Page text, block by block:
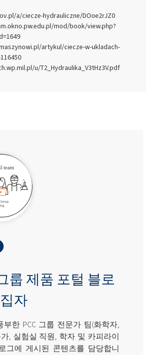
a/ciecze-hydrauliczne/DOoe2rJZ0
mod/book/view.php?
artykul/ciecze-w-ukladach-
u/T2_Hydraulika_V3tHz3V.pdf
룹 제품 포털 블로
자
부한 PCC 그룹 전문가 팀(화학자,
가, 실험실 직원, 학자 및 카피라이
그에 게시된 콘텐츠를 담당합니